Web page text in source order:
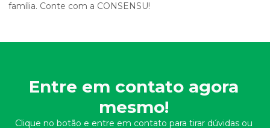
família. Conte com a CONSENSU!
Entre em contato agora
mesmo!
Clique no botão e entre em contato para tirar dúvidas ou